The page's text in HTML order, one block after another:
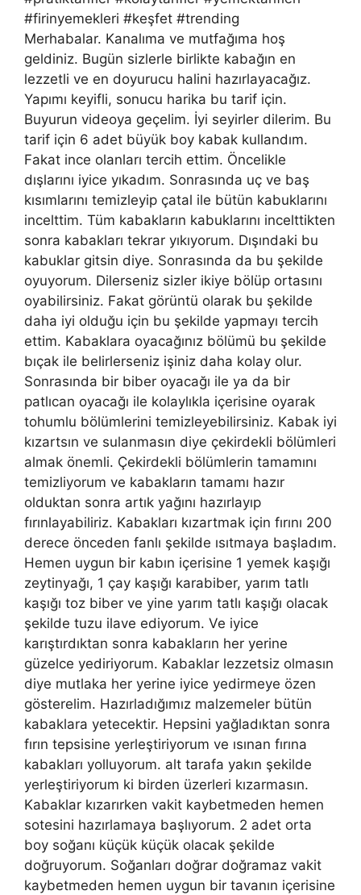
#firinyemekleri #keşfet #trending
Merhabalar. Kanalıma ve mutfağıma hoş
geldiniz. Bugün sizlerle birlikte kabağın en
lezzetli ve en doyurucu halini hazırlayacağız.
Yapımı keyifli, sonucu harika bu tarif için.
Buyurun videoya geçelim. İyi seyirler dilerim. Bu
tarif için 6 adet büyük boy kabak kullandım.
Fakat ince olanları tercih ettim. Öncelikle
dışlarını iyice yıkadım. Sonrasında uç ve baş
kısımlarını temizleyip çatal ile bütün kabuklarını
incelttim. Tüm kabakların kabuklarını incelttikten
sonra kabakları tekrar yıkıyorum. Dışındaki bu
kabuklar gitsin diye. Sonrasında da bu şekilde
oyuyorum. Dilerseniz sizler ikiye bölüp ortasını
oyabilirsiniz. Fakat görüntü olarak bu şekilde
daha iyi olduğu için bu şekilde yapmayı tercih
ettim. Kabaklara oyacağınız bölümü bu şekilde
bıçak ile belirlerseniz işiniz daha kolay olur.
Sonrasında bir biber oyacağı ile ya da bir
patlıcan oyacağı ile kolaylıkla içerisine oyarak
tohumlu bölümlerini temizleyebilirsiniz. Kabak iyi
kızartsın ve sulanmasın diye çekirdekli bölümleri
almak önemli. Çekirdekli bölümlerin tamamını
temizliyorum ve kabakların tamamı hazır
olduktan sonra artık yağını hazırlayıp
fırınlayabiliriz. Kabakları kızartmak için fırını 200
derece önceden fanlı şekilde ısıtmaya başladım.
Hemen uygun bir kabın içerisine 1 yemek kaşığı
zeytinyağı, 1 çay kaşığı karabiber, yarım tatlı
kaşığı toz biber ve yine yarım tatlı kaşığı olacak
şekilde tuzu ilave ediyorum. Ve iyice
karıştırdıktan sonra kabakların her yerine
güzelce yediriyorum. Kabaklar lezzetsiz olmasın
diye mutlaka her yerine iyice yedirmeye özen
gösterelim. Hazırladığımız malzemeler bütün
kabaklara yetecektir. Hepsini yağladıktan sonra
fırın tepsisine yerleştiriyorum ve ısınan fırına
kabakları yolluyorum. alt tarafa yakın şekilde
yerleştiriyorum ki birden üzerleri kızarmasın.
Kabaklar kızarırken vakit kaybetmeden hemen
sotesini hazırlamaya başlıyorum. 2 adet orta
boy soğanı küçük küçük olacak şekilde
doğruyorum. Soğanları doğrar doğramaz vakit
kaybetmeden hemen uygun bir tavanın içerisine